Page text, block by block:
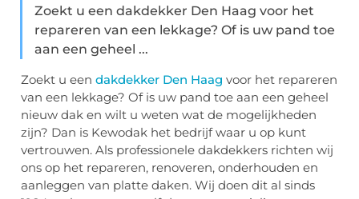
Zoekt u een dakdekker Den Haag voor het
repareren van een lekkage? Of is uw pand toe
aan een geheel ...
Zoekt u een dakdekker Den Haag voor het repareren
van een lekkage? Of is uw pand toe aan een geheel
nieuw dak en wilt u weten wat de mogelijkheden
zijn? Dan is Kewodak het bedrijf waar u op kunt
vertrouwen. Als professionele dakdekkers richten wij
ons op het repareren, renoveren, onderhouden en
aanleggen van platte daken. Wij doen dit al sinds